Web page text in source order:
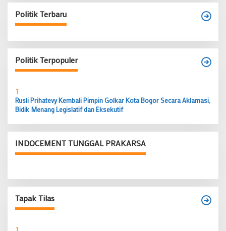
Politik Terbaru
Politik Terpopuler
1
Rusli Prihatevy Kembali Pimpin Golkar Kota Bogor Secara Aklamasi,
Bidik Menang Legislatif dan Eksekutif
INDOCEMENT TUNGGAL PRAKARSA
Tapak Tilas